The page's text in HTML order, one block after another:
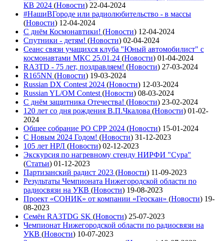
КВ 2024 (Новости) 22-04-2024
#НашиВГороде или радиолюбительство - в массы
(Новости) 12-04-2024
С днём Космонавтики! (Новости) 12-04-2024
Спутники - детям! (Новости) 02-04-2024
Сеанс связи учащихся клуба "Юный автомобилист" с
космонавтами МКС 25.01.24 (Новости) 01-04-2024
RA3TD - 75 лет, поздравляем! (Новости) 27-03-2024
R165NN (Новости) 19-03-2024
Russian DX Contest 2024 (Новости) 12-03-2024
Russian YL/OM Contest (Новости) 08-03-2024
С днём защитника Отечества! (Новости) 23-02-2024
120 лет со дня рождения В.П.Чкалова (Новости) 01-02-
2024
Общее собрание РО СРР 2024 (Новости) 15-01-2024
С Новым 2024 Годом! (Новости) 31-12-2023
105 лет НРЛ (Новости) 02-12-2023
Экскурсия по нагревному стенду НИРФИ "Сура"
(Статьи) 01-12-2023
Партизанский радист 2023 (Новости) 11-09-2023
Результаты Чемпионата Нижегородской области по
радиосвязи на УКВ (Новости) 19-08-2023
Проект «СОНИК» от компании «Геоскан» (Новости) 19-
08-2023
Семён RA3TDG SK (Новости) 25-07-2023
Чемпионат Нижегородской области по радиосвязи на
УКВ (Новости) 10-07-2023